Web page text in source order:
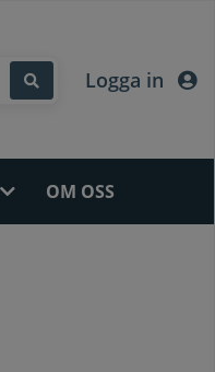
Logga in
OM OSS